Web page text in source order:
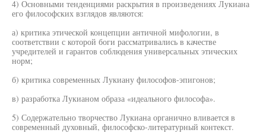
4) Основными тенденциями раскрытия в произведениях Лукиана
его философских взглядов являются:
а) критика этической концепции античной мифологии, в
соответствии с которой боги рассматривались в качестве
учредителей и гарантов соблюдения универсальных этических
норм;
б) критика современных Лукиану философов-эпигонов;
в) разработка Лукианом образа «идеального философа».
5) Содержательно творчество Лукиана органично вливается в
современный духовный, философско-литературный контекст.